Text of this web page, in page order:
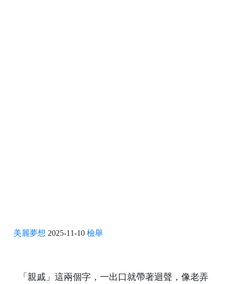
美麗夢想 2025-11-10 檢舉
「親戚」這兩個字，一出口就帶著迴聲，像老弄